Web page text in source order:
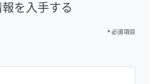
を入手する
* 必須項目